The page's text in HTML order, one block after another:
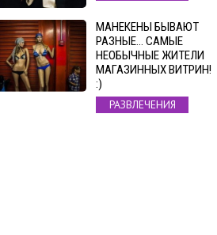
МАНЕКЕНЫ БЫВАЮТ
РАЗНЫЕ… САМЫЕ
НЕОБЫЧНЫЕ ЖИТЕЛИ
МАГАЗИННЫХ ВИТРИН!
:)
РАЗВЛЕЧЕНИЯ